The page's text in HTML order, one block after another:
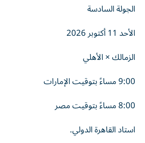
الجولة السادسة
الأحد 11 أكتوبر 2026
الزمالك × الأهلي
9:00 مساءً بتوقيت الإمارات
8:00 مساءً بتوقيت مصر
استاد القاهرة الدولي.